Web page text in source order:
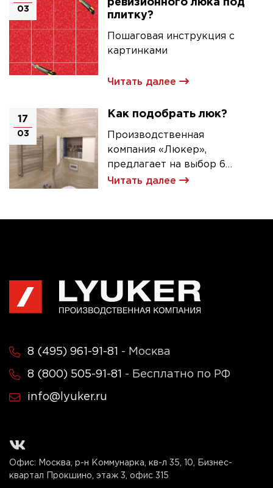
03
ревизионного люка под
плитку?
Пошаговая инструкция с
картинками
Читать далее
17
03
Как подобрать люк?
Производственная
компания «Люкер»,
предлагает на выбор 6
моделей ревизионных
Читать далее
8 (495) 961-91-81 - Москва
8 (800) 505-91-81 - Бесплатно по РФ
info@lyuker.ru
Офис: Москва, р-н Коммунарка, кв-л 35, 10, Бизнес-
квартал Прокшино, этаж 3, офис 315